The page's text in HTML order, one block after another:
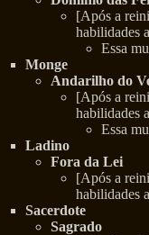
[Após a
habilidades
Essa
Monge
Andarilho do
[Após a
habilidades
Essa
Ladino
Fora da Lei
[Após a
habilidades
Sacerdote
Sagrado